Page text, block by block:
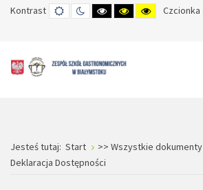
Kontrast TRYB
DOMYŚLNY
TRYB
DZIENNY
WYSOKI
CZARNO-
WYSOKI
CZARNO-
WYSOKI
ŻÓŁTO-
Czcionka
Jesteś tutaj: Start
>> Wszystkie dokumenty
Deklaracja Dostępności